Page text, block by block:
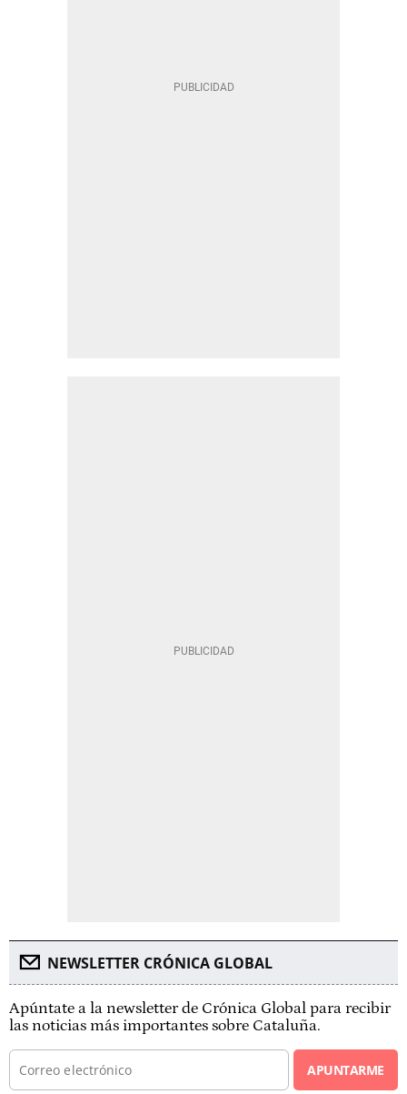
NEWSLETTER CRÓNICA GLOBAL
Apúntate a la newsletter de Crónica Global para recibir
las noticias más importantes sobre Cataluña.
APUNTARME